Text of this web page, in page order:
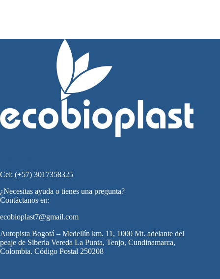
Cel: (+57) 3017358325
¿Necesitas ayuda o tienes una pregunta?
Contáctanos en:
ecobioplast7@gmail.com
Autopista Bogotá – Medellín km. 11, 1000 Mt. adelante del
peaje de Siberia Vereda La Punta, Tenjo, Cundinamarca,
Colombia. Código Postal 250208